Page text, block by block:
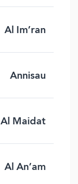
Al Im’ran
Annisau
Al Maidat
Al An’am